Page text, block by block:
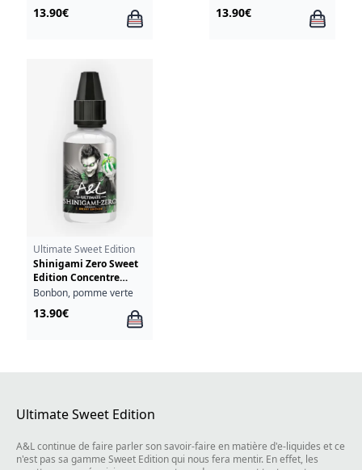
13.90€ 13.90€
Ultimate Sweet Edition
Shinigami Zero Sweet
Edition Concentre
Ultimate A&L 30ml
Bonbon, pomme verte
13.90€
Ultimate Sweet Edition
A&L continue de faire parler son savoir-faire en matière d'e-liquides et ce
n'est pas sa gamme Sweet Edition qui nous fera mentir. En effet, les